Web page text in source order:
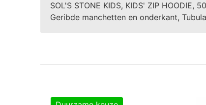
SOL'S STONE KIDS, KIDS' ZIP
Geribde manchetten en onderkant,